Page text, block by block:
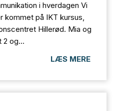
i hverdagen Vi
kommet på IKT kursus,
Hillerød. Mia og
2 og...
LÆS MERE